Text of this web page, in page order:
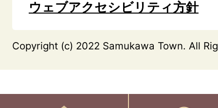
ウェブアクセシビリティ方針
Copyright (c) 2022 Samukawa Town. All